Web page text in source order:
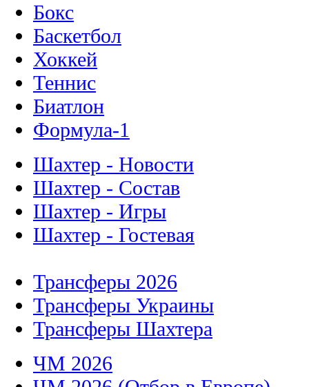
Бокс
Баскетбол
Хоккей
Теннис
Биатлон
Формула-1
Шахтер - Новости
Шахтер - Состав
Шахтер - Игры
Шахтер - Гостевая
Трансферы 2026
Трансферы Украины
Трансферы Шахтера
ЧМ 2026